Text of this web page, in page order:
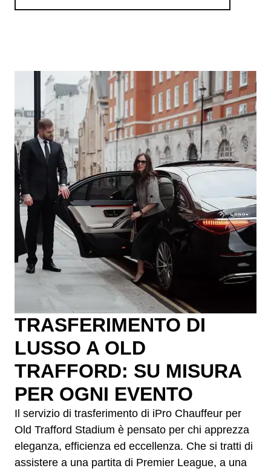
TRASFERIMENTO DI
LUSSO A OLD
TRAFFORD: SU MISURA
PER OGNI EVENTO
Il servizio di trasferimento di iPro Chauffeur per
Old Trafford Stadium è pensato per chi apprezza
eleganza, efficienza ed eccellenza. Che si tratti di
assistere a una partita di Premier League, a una